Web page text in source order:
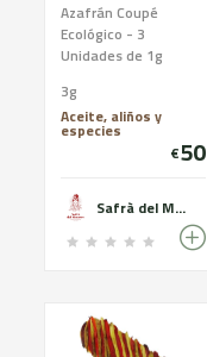
Azafrán Coupé
Ecológico - 3
Unidades de 1g
3g
Aceite, aliños y
especies
€50
Safrà del Montsec